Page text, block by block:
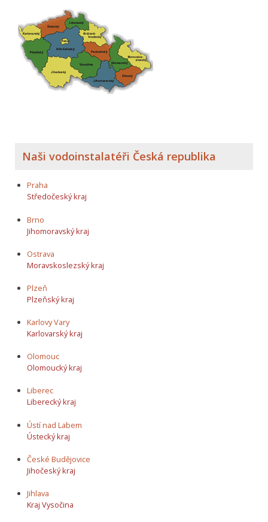
Naši vodoinstalatéři Česká republika
Praha
Středočeský kraj
Brno
Jihomoravský kraj
Ostrava
Moravskoslezský kraj
Plzeň
Plzeňský kraj
Karlovy Vary
Karlovarský kraj
Olomouc
Olomoucký kraj
Liberec
Liberecký kraj
Ústí nad Labem
Ústecký kraj
České Budějovice
Jihočeský kraj
Jihlava
Kraj Vysočina